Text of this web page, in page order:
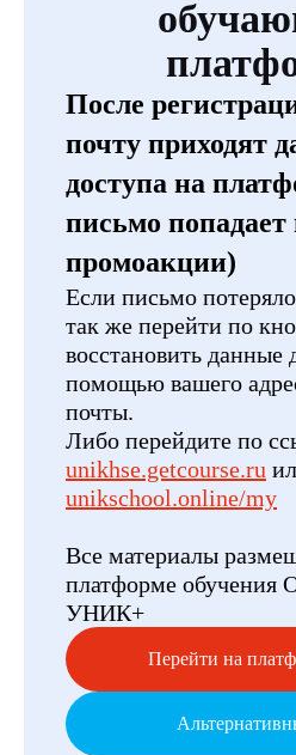
После
почту приходят
доступа на
письмо попадает
промоакции)
Если письмо
так же перейти по
восстановить данные
помощью вашего
почты.
Либо перейдите по
unikhse.getcourse.ru
unikschool.online/my
Все материалы
платформе обучения
УНИК+
Перейти на